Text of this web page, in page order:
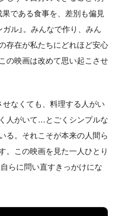
果である食事を、差別も偏見
ガル」。みんなで作り、みん
存在が私たちにどれほど安心
の映画は改めて思い起こさせ
なくても、料理する人がい
人がいて…とごくシンプルな
る。それこそが本来の人間ら
。この映画を見た一人ひとり
自らに問い直すきっかけにな